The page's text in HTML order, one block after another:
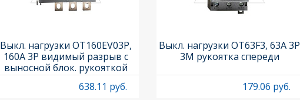
Выкл. нагрузки OT160EV03P,
160A 3P видимый разрыв с
выносной блок. рукояткой
OHB65J6 и осью OXP6X210
638.11 руб.
Выкл. нагрузки OT63F3, 63A 3P
3M рукоятка спереди
179.06 руб.